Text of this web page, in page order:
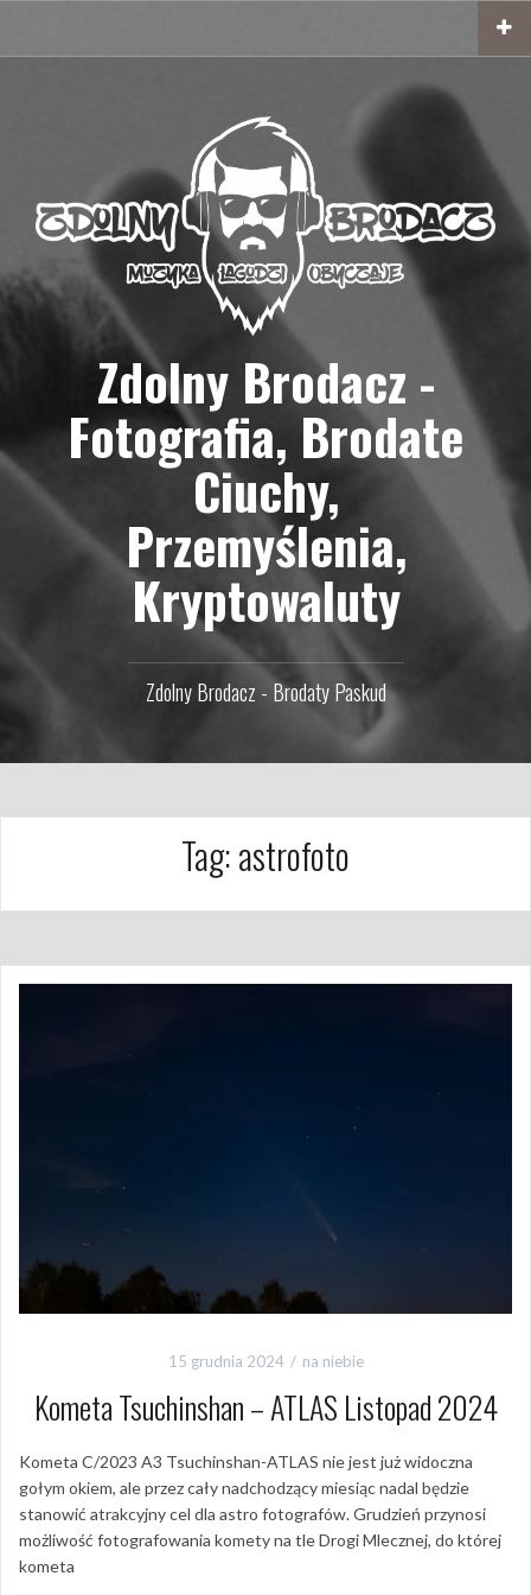
treści
Zdolny Brodacz -
Fotografia, Brodate
Ciuchy,
Przemyślenia,
Kryptowaluty
Zdolny Brodacz - Brodaty Paskud
Tag:astrofoto
15 grudnia 2024 na niebie
Kometa Tsuchinshan – ATLAS Listopad 2024
Kometa C/2023 A3 Tsuchinshan-ATLAS nie jest już widoczna
gołym okiem, ale przez cały nadchodzący miesiąc nadal będzie
stanowić atrakcyjny cel dla astro fotografów. Grudzień przynosi
możliwość fotografowania komety na tle Drogi Mlecznej, do której
kometa